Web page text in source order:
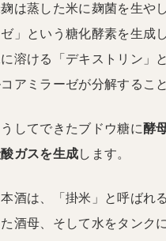
は蒸した米に麹菌を生や
」という糖化酵素を生成
溶ける「デキストリン」
アミラーゼが分解するこ
してできたブドウ糖に酵
ガスを生成します。
本酒は、「掛米」と呼ばれ
た酒母、そして水をタンク